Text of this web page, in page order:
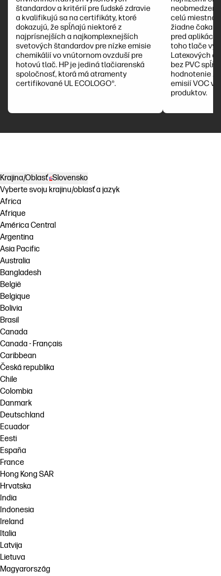
štandardov a kritérií pre ľudské zdravie
a kvalifikujú sa na certifikáty, ktoré
dokazujú, že spĺňajú niektoré z
najprísnejších a najkomplexnejších
svetových štandardov pre nízke emisie
chemikálií vo vnútornom ovzduší pre
hotovú tlač. HP je jediná tlačiarenská
spoločnosť, ktorá má atramenty
certifikované UL ECOLOGO®.
celú
žiadne
pred
toho tlače
Latexových
bez PVC
hodnotenie
emisií VOC
produktov.
Krajina/Oblasť Slovensko
Vyberte svoju krajinu/oblasť a jazyk
Africa
Afrique
América Central
Argentina
Asia Pacific
Australia
Bangladesh
België
Belgique
Bolivia
Brasil
Canada
Canada - Français
Caribbean
Česká republika
Chile
Colombia
Danmark
Deutschland
Ecuador
Eesti
España
France
Hong Kong SAR
Hrvatska
India
Indonesia
Ireland
Italia
Latvija
Lietuva
Magyarország